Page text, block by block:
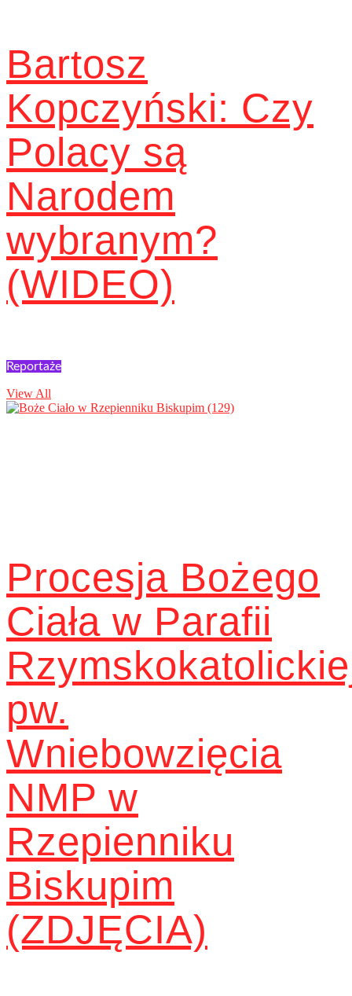
Bartosz
Kopczyński: Czy
Polacy są
Narodem
wybranym?
(WIDEO)
Reportaże
View All
Procesja Bożego
Ciała w Parafii
pw.
Wniebowzięcia
NMP w
Rzepienniku
Biskupim
(ZDJĘCIA)